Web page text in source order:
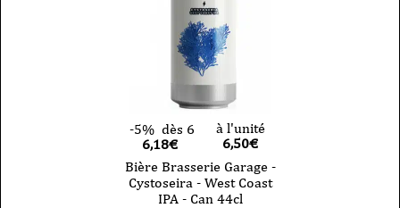
-5% dès 6
6,18€
à l'unité
6,50€
Bière Brasserie Garage -
Cystoseira - West Coast
IPA - Can 44cl